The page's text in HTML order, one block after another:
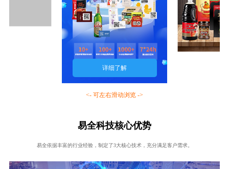
详细了解
<- 可左右滑动浏览 ->
易全科技核心优势
易全依据丰富的行业经验，制定了3大核心技术，充分满足客户需求。